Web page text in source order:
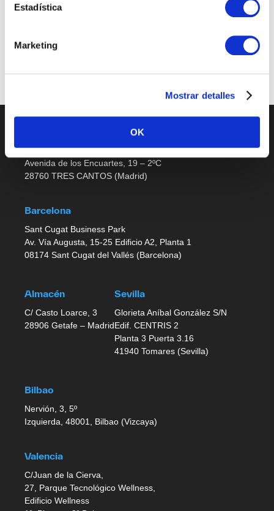
Estadística
Marketing
Mostrar detalles
OK
No job listings found.
Avenida de los Encuartes, 19 – 2ºC
28760 TRES CANTOS (Madrid)
Barcelona
Sant Cugat Business Park
Av. Vía Augusta, 15-25 Edificio A2, Planta 1
08174 Sant Cugat del Vallés (Barcelona)
Almacén
C/ Casto Loarce, 3
28906 Getafe – Madrid
Sevilla
Glorieta Aníbal González S/N
Edif. CENTRIS 2
Planta 3 Puerta 3.16
41940 Tomares (Sevilla)
Bilbao
Nervión, 3, 5º
Izquierda, 48001, Bilbao (Vizcaya)
Valencia
C/Juan de la Cierva,
27, Parque Tecnológico Wellness,
Edificio Wellness